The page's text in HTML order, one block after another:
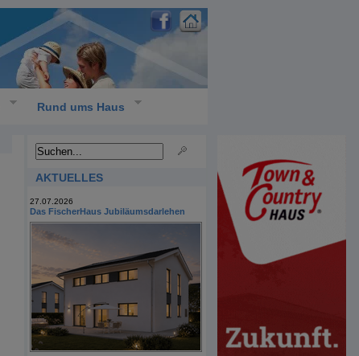
Rund ums Haus
AKTUELLES
27.07.2026
Das FischerHaus Jubiläumsdarlehen